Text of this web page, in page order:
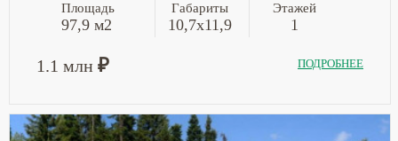
Площадь
97,9 м2
Габариты
10,7х11,9
Этажей
1
1.1 млн ₽ ПОДРОБНЕЕ